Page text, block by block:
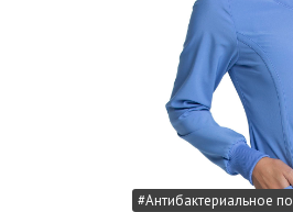
#Антибактериальное